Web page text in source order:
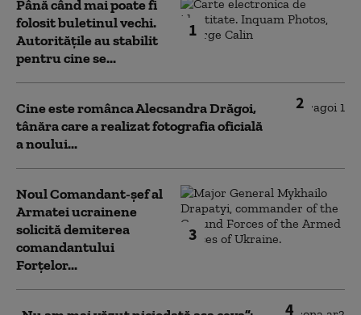
1
Până când mai poate fi
folosit buletinul vechi.
Autoritățile au stabilit
pentru cine se...
2
Cine este românca Alecsandra Drăgoi,
tânăra care a realizat fotografia oficială
a noului...
3
Noul Comandant-șef al
Armatei ucrainene
solicită demiterea
comandantului
Forțelor...
4